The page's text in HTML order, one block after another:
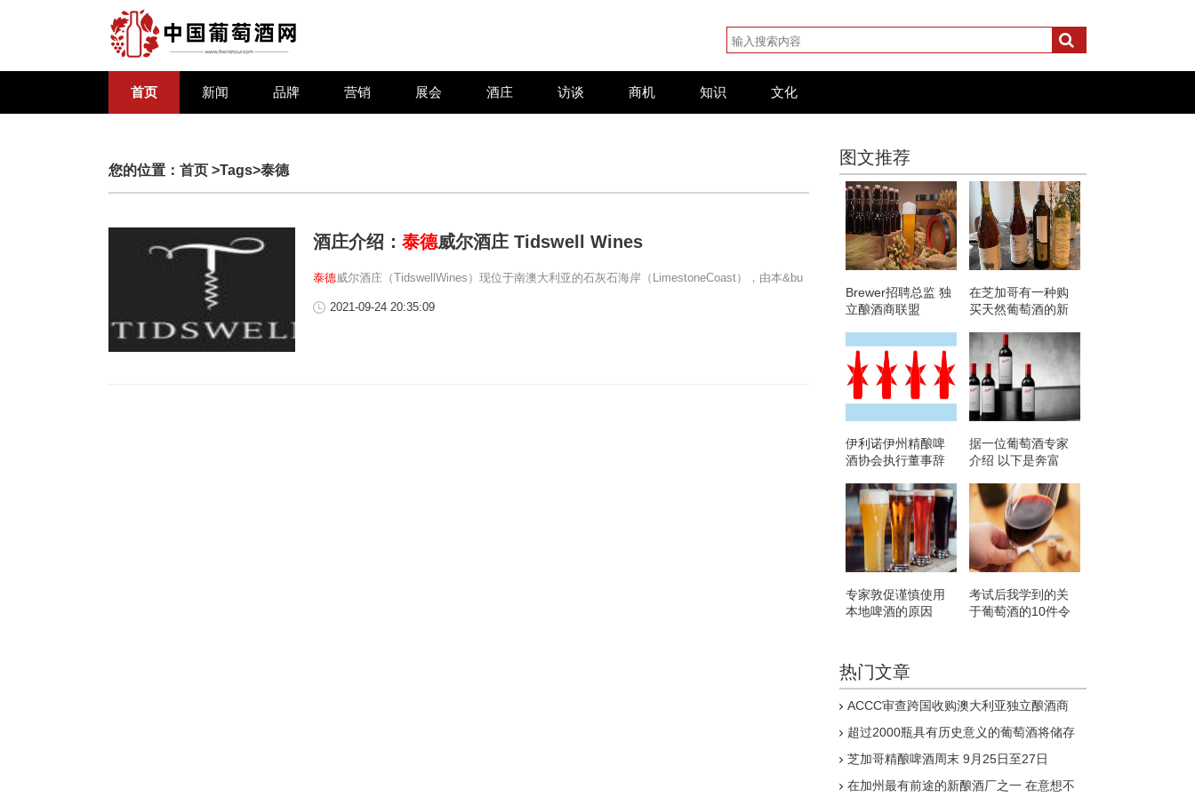
首页 新闻 品牌 营销 展会 酒庄 访谈 商机 知识 文化
您的位置： 首页 >Tags>泰德
酒庄介绍： 泰德威尔酒庄 Tidswell Wines
泰德威尔酒庄（TidswellWines）现位于南澳大利亚的石灰石海岸（LimestoneCoast），由本&bu
2021-09-24 20:35:09
图文推荐
Brewer招聘总监 独
立酿酒商联盟
在芝加哥有一种购
买天然葡萄酒的新
伊利诺伊州精酿啤
酒协会执行董事辞
据一位葡萄酒专家
介绍 以下是奔富
佳选择
专家敦促谨慎使用
本地啤酒的原因
考试后我学到的关
于葡萄酒的10件令
热门文章
ACCC审查跨国收购澳大利亚独立酿酒商
超过2000瓶具有历史意义的葡萄酒将储存
芝加哥精酿啤酒周末 9月25日至27日
在加州最有前途的新酿酒厂之一 在意想不